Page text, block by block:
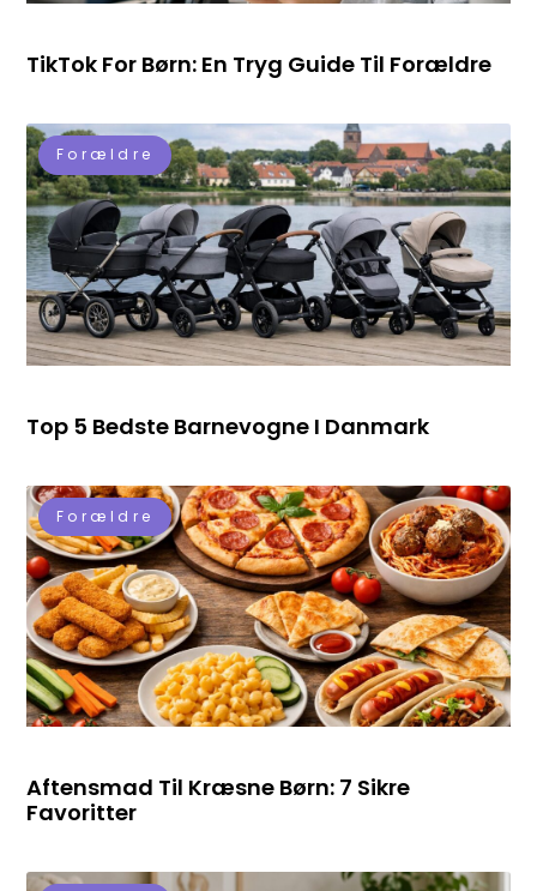
TikTok For Børn: En Tryg Guide Til Forældre
Forældre
Top 5 Bedste Barnevogne I Danmark
Forældre
Aftensmad Til Kræsne Børn: 7 Sikre
Favoritter